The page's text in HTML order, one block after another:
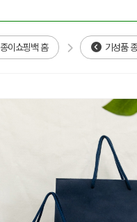
종이쇼핑백 홈 기성품